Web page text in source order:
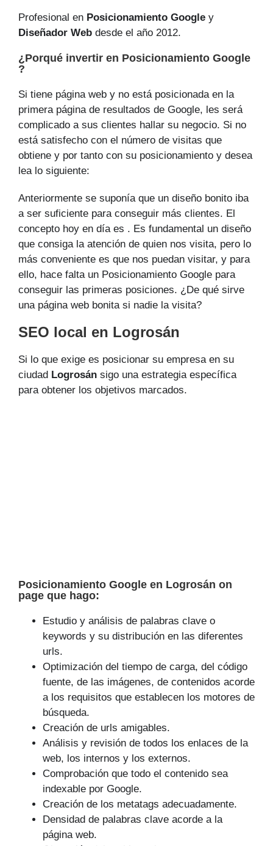
Profesional en Posicionamiento Google y
Diseñador Web desde el año 2012.
¿Porqué invertir en Posicionamiento Google
?
Si tiene página web y no está posicionada en la
primera página de resultados de Google, les será
complicado a sus clientes hallar su negocio. Si no
está satisfecho con el número de visitas que
obtiene y por tanto con su posicionamiento y desea
lea lo siguiente:
Anteriormente se suponía que un diseño bonito iba
a ser suficiente para conseguir más clientes. El
concepto hoy en día es . Es fundamental un diseño
que consiga la atención de quien nos visita, pero lo
más conveniente es que nos puedan visitar, y para
ello, hace falta un Posicionamiento Google para
conseguir las primeras posiciones. ¿De qué sirve
una página web bonita si nadie la visita?
SEO local en Logrosán
Si lo que exige es posicionar su empresa en su
ciudad Logrosán sigo una estrategia específica
para obtener los objetivos marcados.
Posicionamiento Google en Logrosán on
page que hago:
Estudio y análisis de palabras clave o
keywords y su distribución en las diferentes
urls.
Optimización del tiempo de carga, del código
fuente, de las imágenes, de contenidos acorde
a los requisitos que establecen los motores de
búsqueda.
Creación de urls amigables.
Análisis y revisión de todos los enlaces de la
web, los internos y los externos.
Comprobación que todo el contenido sea
indexable por Google.
Creación de los metatags adecuadamente.
Densidad de palabras clave acorde a la
página web.